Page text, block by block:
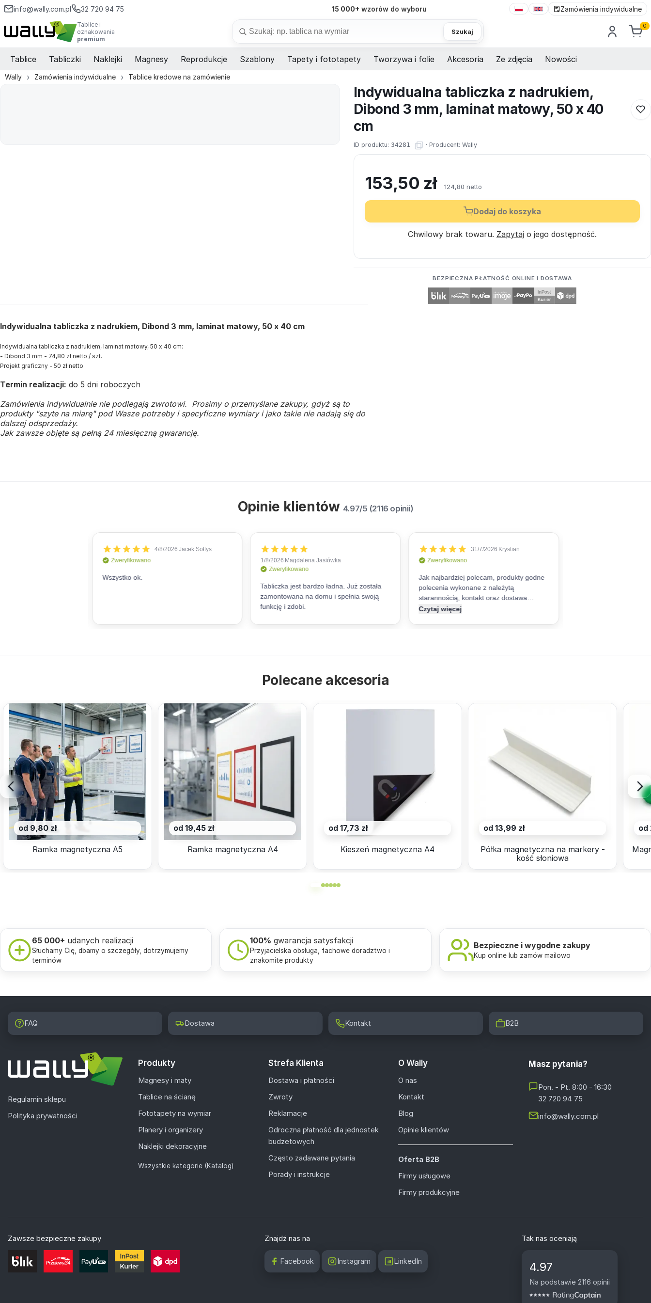
info@wally.com.pl 32 720 94 75 15 000+ wzorów do wyboru
98%dostaw na czas Zamówienia indywidualne
Tablice i
oznakowania
premium
Szukaj
0
Tablice Tabliczki Naklejki Magnesy Reprodukcje Szablony Tapety i fototapety Tworzywa i folie Akcesoria Ze zdjęcia Nowości
Wally Zamówienia indywidualne Tablice kredowe na zamówienie
Indywidualna tabliczka z nadrukiem,
Dibond 3 mm, laminat matowy, 50 x 40
cm
ID produktu: 34281 · Producent: Wally
153,50 zł 124,80 netto
Dodaj do koszyka
Chwilowy brak towaru. Zapytaj o jego dostępność.
BEZPIECZNA PŁATNOŚĆ ONLINE I DOSTAWA
Indywidualna tabliczka z nadrukiem, Dibond 3 mm, laminat matowy, 50 x 40 cm
Indywidualna tabliczka z nadrukiem, laminat matowy, 50 x 40 cm:
- Dibond 3 mm - 74,80 zł netto / szt.
Projekt graficzny - 50 zł netto
Termin realizacji: do 5 dni roboczych
Zamówienia indywidualnie nie podlegają zwrotowi. Prosimy o przemyślane zakupy, gdyż są to
produkty "szyte na miarę" pod Wasze potrzeby i specyficzne wymiary i jako takie nie nadają się do
dalszej odsprzedaży.
Jak zawsze objęte są pełną 24 miesięczną gwarancję.
Opinie klientów 4.97/5 (2116 opinii)
Polecane akcesoria
od 9,80 zł
Ramka magnetyczna A5
od 19,45 zł
Ramka magnetyczna A4
od 17,73 zł
Kieszeń magnetyczna A4
od 13,99 zł
Półka magnetyczna na markery -
kość słoniowa
od
65 000+ udanych realizacji
Słuchamy Cię, dbamy o szczegóły, dotrzymujemy
terminów
100% gwarancja satysfakcji
Przyjacielska obsługa, fachowe doradztwo i
znakomite produkty
Bezpieczne i wygodne zakupy
Kup online lub zamów mailowo
FAQ Dostawa Kontakt B2B
Regulamin sklepu
Polityka prywatności
Produkty
Magnesy i maty
Tablice na ścianę
Fototapety na wymiar
Planery i organizery
Naklejki dekoracyjne
Wszystkie kategorie (Katalog)
Strefa Klienta
Dostawa i płatności
Zwroty
Reklamacje
Odroczna płatność dla jednostek
budżetowych
Często zadawane pytania
Porady i instrukcje
O Wally
O nas
Kontakt
Blog
Opinie klientów
Oferta B2B
Firmy usługowe
Firmy produkcyjne
Masz pytania?
Pon. - Pt. 8:00 - 16:30
32 720 94 75
info@wally.com.pl
Zawsze bezpieczne zakupy Znajdź nas na
Facebook Instagram LinkedIn
Tak nas oceniają
4.97
Na podstawie 2116 opinii